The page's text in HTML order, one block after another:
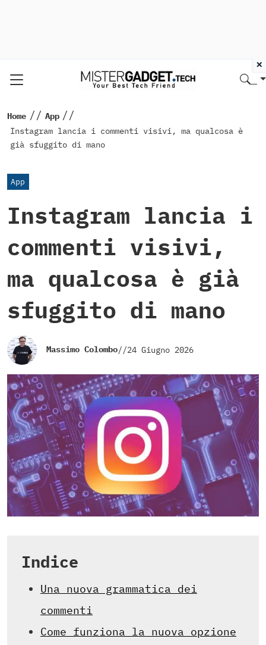
Home // App //
Instagram lancia i commenti visivi, ma qualcosa è
già sfuggito di mano
App
Instagram lancia i
commenti visivi,
ma qualcosa è già
sfuggito di mano
Massimo Colombo//24 Giugno 2026
Indice
Una nuova grammatica dei
commenti
Come funziona la nuova opzione
×